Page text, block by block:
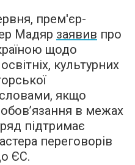
прем'єр-
Мадяр заявив про
щодо
культурних
якщо
в межах
підтримає
переговорів
ЄС.